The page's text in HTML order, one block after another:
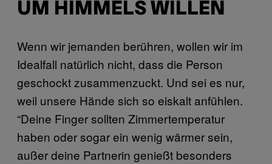
UM HIMMELS WILLEN
Wenn wir jemanden berühren, wollen wir im
Idealfall natürlich nicht, dass die Person
geschockt zusammenzuckt. Und sei es nur,
weil unsere Hände sich so eiskalt anfühlen.
“Deine Finger sollten Zimmertemperatur
haben oder sogar ein wenig wärmer sein,
außer deine Partnerin genießt besonders